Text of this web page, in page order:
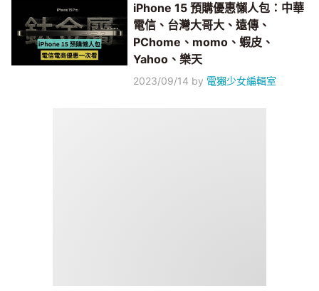
iPhone 15 預購優惠懶人包：中華
電信、台灣大哥大、遠傳、
PChome、momo、蝦皮、
Yahoo、樂天
2023/09/14 by 電獺少女編輯室